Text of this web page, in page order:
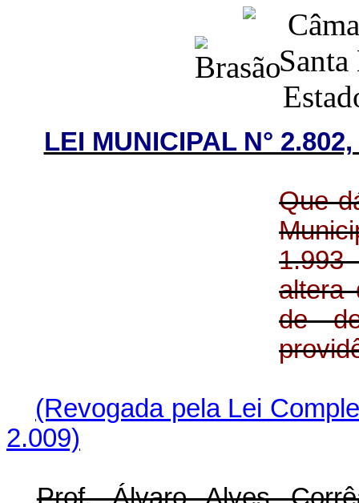
LEI MUNICIPAL N°
Que
altera
de
(Revogada pela Lei
2.009)